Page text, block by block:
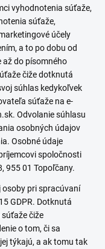
vyhodnotenia súťaže,
súťaže,
účely
a to po dobu od
do písomného
čiže dotknutá
súhlas kedykoľvek
súťaže na e-
Odvolanie súhlasu
osobných údajov
Osobné údaje
spoločnosti
955 01 Topoľčany.
pri spracúvaní
GDPR. Dotknutá
čiže
o tom, či sa
týkajú, a ak tomu tak